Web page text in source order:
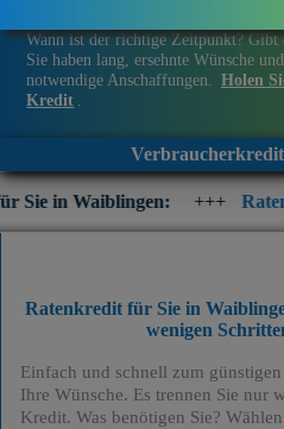
Wann ist der richtige Zeitpunkt? Gibt
Sie haben lang, ersehnte Wünsche
notwendige Anschaffungen. Holen
Kredit .
+++ Ratenkredit jetzt
Ratenkredit für Sie in
wenigen
Einfach und schnell zum
Ihre Wünsche. Es trennen Sie nur
Kredit. Was benötigen Sie?